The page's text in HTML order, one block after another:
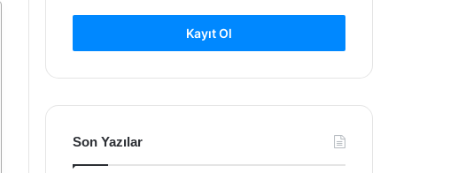
Kayıt Ol
Son Yazılar